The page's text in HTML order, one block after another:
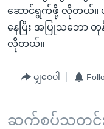
ဆောင်ရွက်ဖို့ လိုတယ်။
နေပြီး အပြုသဘော တု
လိုတယ်။
မျှဝေပါ
ဆက်စပ်သတင်းမ